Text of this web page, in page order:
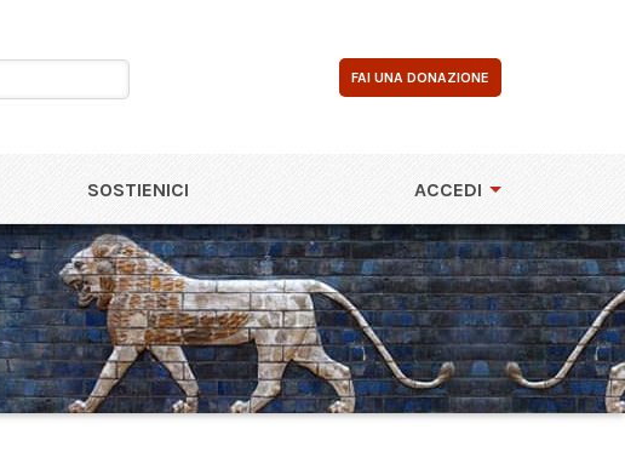
FAI UNA DONAZIONE
SOSTIENICI ACCEDI